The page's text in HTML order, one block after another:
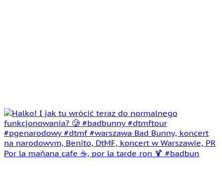
Por la mañana cafe ☕️, por la tarde ron 🍹 #badbun